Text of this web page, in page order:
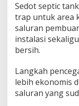
Sedot septic
trap untuk area
saluran
instalasi
bersih.
Langkah
lebih ekonomis
saluran yang